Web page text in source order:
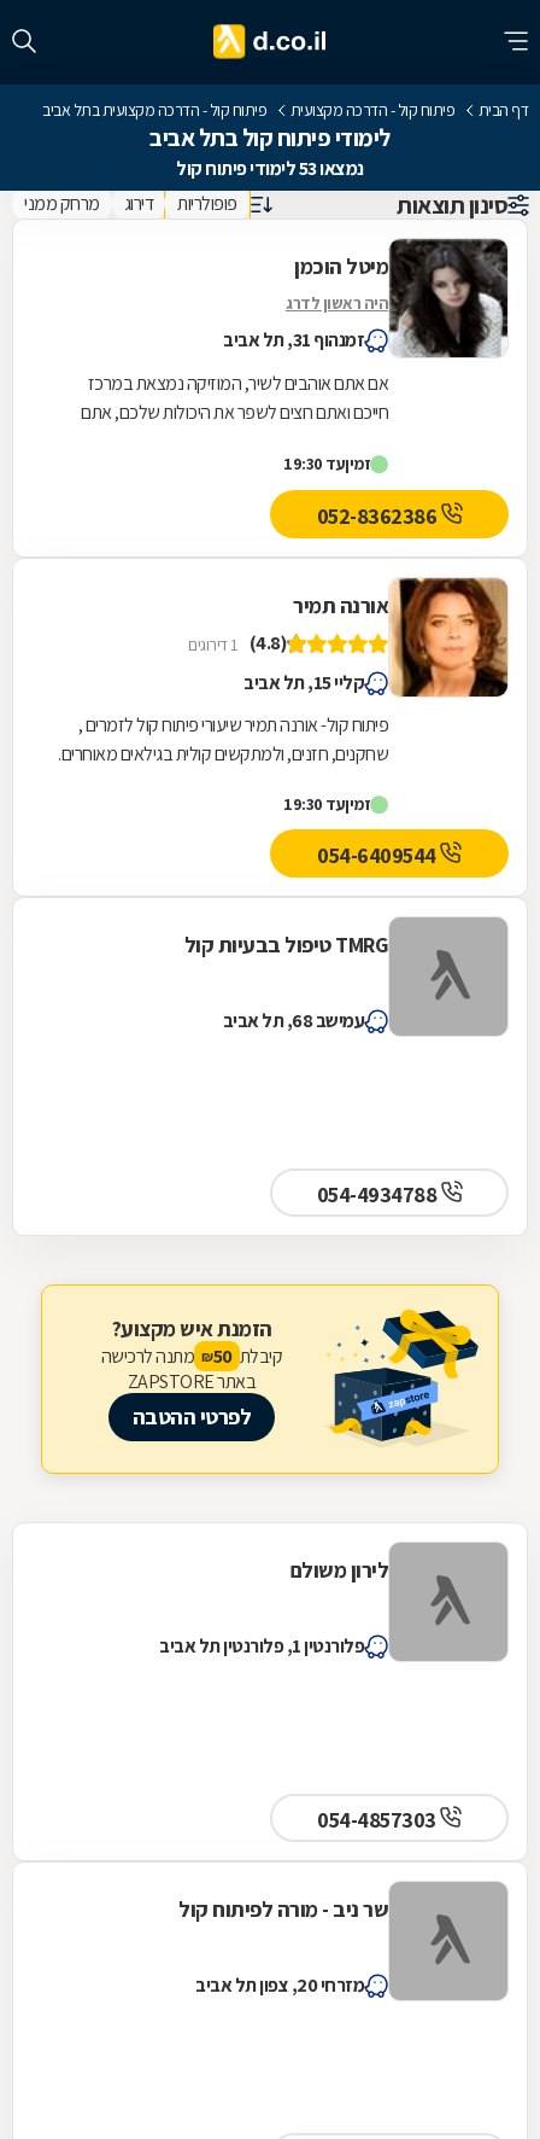
דף הבית פיתוח קול - הדרכה מקצועית פיתוח קול - הדרכה מקצועית בתל אביב
לימודי פיתוח קול בתל אביב
נמצאו 53 לימודי פיתוח קול
סינון תוצאות פופולריות דירוג מרחק ממני
מיטל הוכמן
היה ראשון לדרג
זמנהוף 31, תל אביב
אם אתם אוהבים לשיר, המוזיקה נמצאת במרכז
חייכם ואתם רוצים לשפר את היכולות שלכם, אתם
וזמרת...
זמיןעד 19:30
אורנה תמיר
(4.8) 1 דירוגים
קליי 15, תל אביב
פיתוח קול- אורנה תמיר שיעורי פיתוח קול לזמרים ,
שחקנים, חזנים, ולמתקשים קולית בגילאים מאוחרים.
זמיןעד 19:30
054-6409544
TMRG טיפול בבעיות קול
עמישב 68, תל אביב
054-4934788
הזמנת איש מקצוע?
קיבלת 50
₪ מתנה לרכישה
באתר ZAPSTORE
לפרטי ההטבה
לירון משולם
פלורנטין 1, פלורנטין תל אביב
שר ניב - מורה לפיתוח קול
מזרחי 20, צפון תל אביב